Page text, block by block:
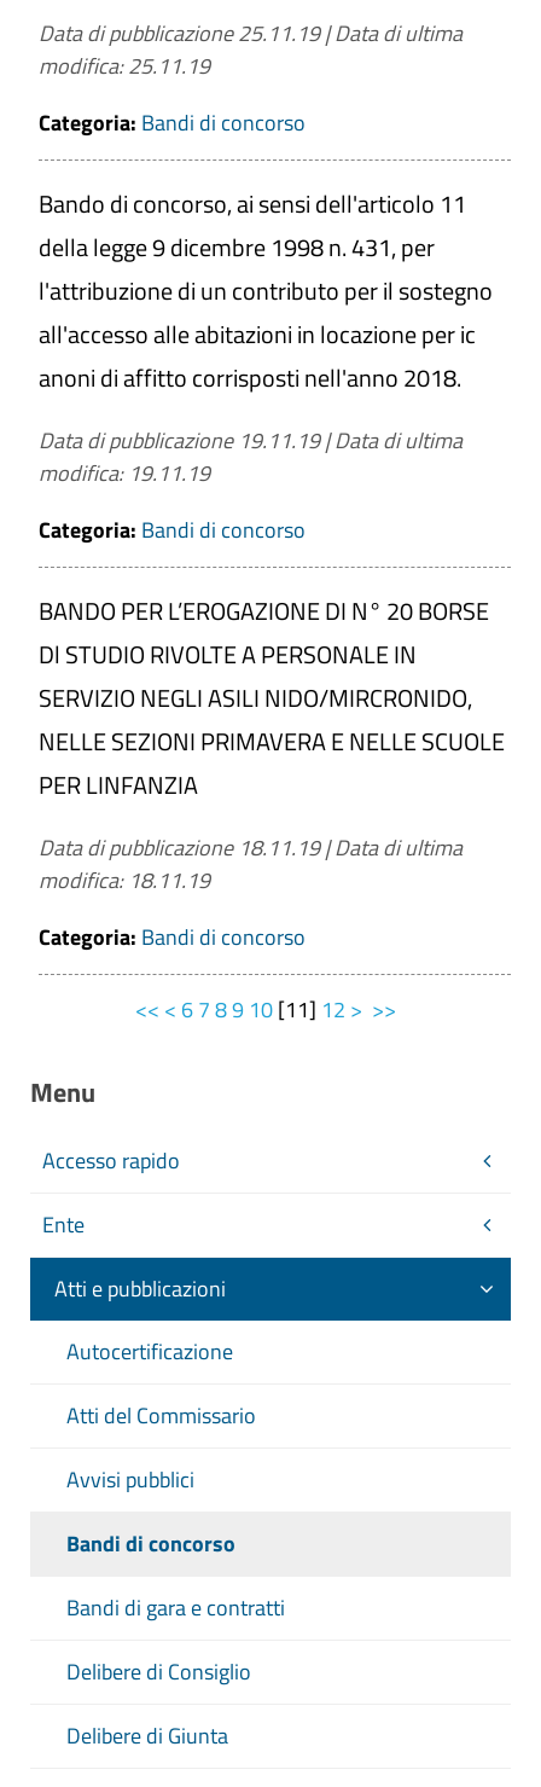
Data di pubblicazione 25.11.19|Data di ultima
modifica: 25.11.19
Categoria: Bandi di concorso
Bando di concorso, ai sensi dell'articolo 11
della legge 9 dicembre 1998 n. 431, per
l'attribuzione di un contributo per il sostegno
all'accesso alle abitazioni in locazione per ic
anoni di affitto corrisposti nell'anno 2018.
Data di pubblicazione 19.11.19|Data di ultima
modifica: 19.11.19
Categoria: Bandi di concorso
BANDO PER L’EROGAZIONE DI N° 20 BORSE
Dl STUDIO RIVOLTE A PERSONALE IN
SERVIZIO NEGLI ASILI NIDO/MIRCRONIDO,
NELLE SEZIONI PRIMAVERA E NELLE SCUOLE
PER LINFANZIA
Data di pubblicazione 18.11.19|Data di ultima
modifica: 18.11.19
Categoria: Bandi di concorso
<< < 6789 10[11] 12 > >>
Menu
Accesso rapido
Ente
Atti e pubblicazioni
Autocertificazione
Atti del Commissario
Avvisi pubblici
Bandi di concorso
Bandi di gara e contratti
Delibere di Consiglio
Delibere di Giunta